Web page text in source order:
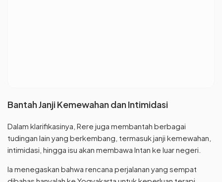
Bantah Janji Kemewahan dan Intimidasi
Dalam klarifikasinya, Rere juga membantah berbagai
tudingan lain yang berkembang, termasuk janji kemewahan,
intimidasi, hingga isu akan membawa Intan ke luar negeri.
Ia menegaskan bahwa rencana perjalanan yang sempat